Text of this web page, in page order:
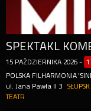
SPEKTAKL
15 PAŹDZIERNIKA 2026 -
POLSKA FILHARMONIA
ul. Jana Pawła II 3
SŁUPSK
TEATR